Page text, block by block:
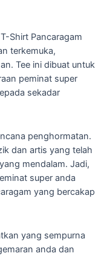
Shirt Pancaragam
terkemuka,
Tee ini dibuat untuk
peminat super
sekadar
penghormatan.
dan artis yang telah
mendalam. Jadi,
super anda
yang bercakap
yang sempurna
anda dan